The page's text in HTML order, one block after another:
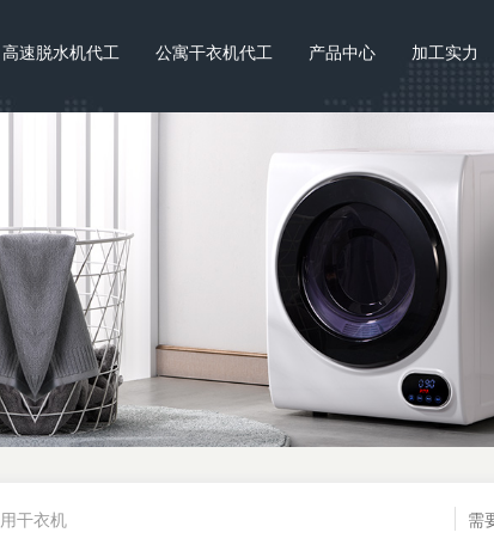
高速脱水机代工 公寓干衣机代工 产品中心 加工实力
干衣机